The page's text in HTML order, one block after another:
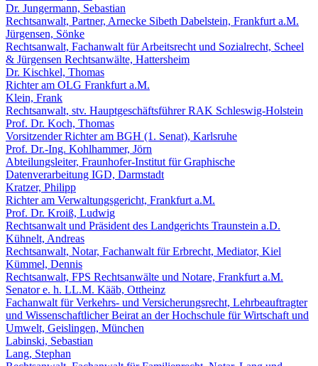
Dr. Jungermann, Sebastian
Rechtsanwalt, Partner, Arnecke Sibeth Dabelstein, Frankfurt a.M.
Jürgensen, Sönke
Rechtsanwalt, Fachanwalt für Arbeitsrecht und Sozialrecht, Scheel
& Jürgensen Rechtsanwälte, Hattersheim
Dr. Kischkel, Thomas
Richter am OLG Frankfurt a.M.
Klein, Frank
Rechtsanwalt, stv. Hauptgeschäftsführer RAK Schleswig-Holstein
Prof. Dr. Koch, Thomas
Vorsitzender Richter am BGH (1. Senat), Karlsruhe
Prof. Dr.-Ing. Kohlhammer, Jörn
Abteilungsleiter, Fraunhofer-Institut für Graphische
Datenverarbeitung IGD, Darmstadt
Kratzer, Philipp
Richter am Verwaltungsgericht, Frankfurt a.M.
Prof. Dr. Kroiß, Ludwig
Rechtsanwalt und Präsident des Landgerichts Traunstein a.D.
Kühnelt, Andreas
Rechtsanwalt, Notar, Fachanwalt für Erbrecht, Mediator, Kiel
Kümmel, Dennis
Rechtsanwalt, FPS Rechtsanwälte und Notare, Frankfurt a.M.
Senator e. h. LL.M. Kääb, Ottheinz
Fachanwalt für Verkehrs- und Versicherungsrecht, Lehrbeauftragter
und Wissenschaftlicher Beirat an der Hochschule für Wirtschaft und
Umwelt, Geislingen, München
Labinski, Sebastian
Lang, Stephan